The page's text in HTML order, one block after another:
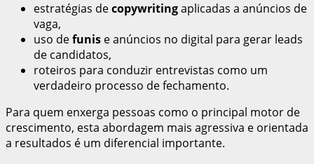
estratégias decopywritingaplicadas a anúncios de
vaga,
uso defunis e anúncios no digital para gerar leads
de candidatos,
roteiros para conduzir entrevistas como um
verdadeiro processo de fechamento.
Para quem enxerga pessoas como o principal motor de
crescimento, esta abordagem mais agressiva e orientada
a resultados é um diferencial importante.